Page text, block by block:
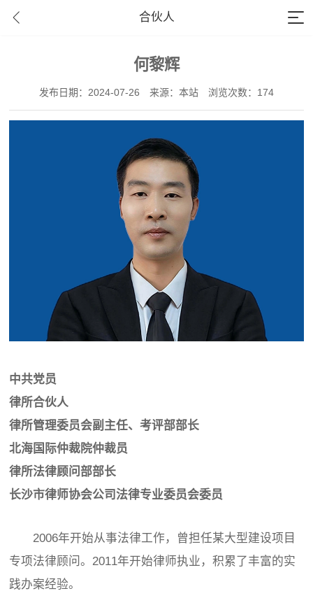
合伙人
何黎辉
发布日期：2024-07-26 来源：本站 浏览次数：174
中共党员
律所合伙人
律所管理委员会副主任、考评部部长
北海国际仲裁院仲裁员
律所法律顾问部部长
长沙市律师协会公司法律专业委员会委员
2006年开始从事法律工作，曾担任某大型建设项目
专项法律顾问。2011年开始律师执业，积累了丰富的实
践办案经验。